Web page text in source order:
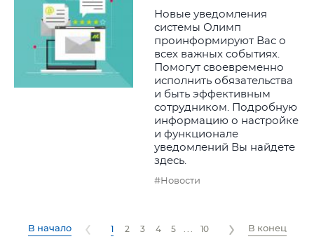
Новые уведомления
системы Олимп
проинформируют Вас о
всех важных событиях.
Помогут своевременно
исполнить обязательства
и быть эффективным
сотрудником. Подробную
информацию о настройке
и функционале
уведомлений Вы найдете
здесь.
#Новости
В начало 1 2 3 4 5 10 В конец